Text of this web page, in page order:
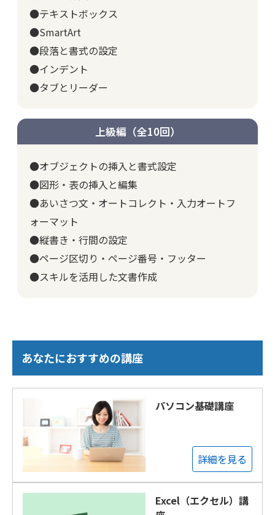
●テキストボックス
●SmartArt
●段落と書式の設定
●インデント
●タブとリーダー
上級編（全10回）
●オブジェクトの挿入と書式設定
●図形・表の挿入と編集
●あいさつ文・オートコレクト・入力オートフ
ォーマット
●縦書き・行間の設定
●ページ区切り・ページ番号・フッター
●スキルを活用した文書作成
あなたにおすすめの講座
パソコン基礎講座
詳細を見る
Excel（エクセル）講